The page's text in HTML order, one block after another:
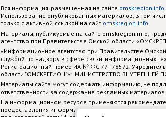
Вся информация, размещенная на сайте omskregion.info
Использование опубликованных материалов, в том
только с активной ссылкой на сайт omskregion.info
Материалы, публикуемые на сайте omskregion.info,
агентство при Правительстве Омской области
«Информационное агентство при Правительстве
службой по надзору в сфере связи, информационных
Регистрационный номер ИА № ФС 77 - 78572.
области "ОМСКРЕГИОН"»: МИНИСТЕРСТВО ВНУТРЕННЕЙ
Материалы сайта могут содержать информацию, не
ответственности за содержание рекламных материалов.
На информационном ресурсе применяются
предоставления информации на основе сбора,